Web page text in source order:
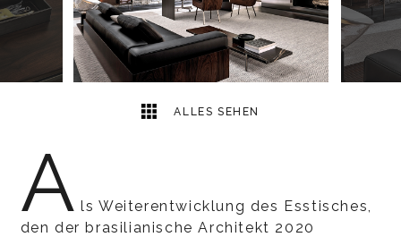
ALLES SEHEN
A ls Weiterentwicklung des Esstisches,
den der brasilianische Architekt 2020